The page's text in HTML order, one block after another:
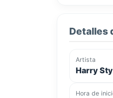
Detalles
Artista
Harry
Hora de